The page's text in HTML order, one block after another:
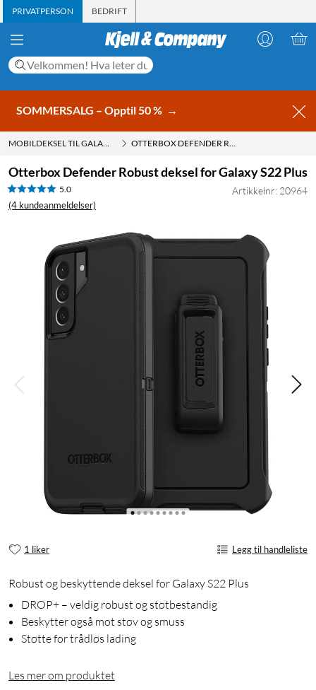
PRIVATPERSON BEDRIFT
SOMMERSALG – Opptil 50 % →
MOBILDEKSEL TIL GALAXY S22 PLUS OTTERBOX DEFENDER ROBUST DEKSEL FOR GALAXY S22 PLUS
Otterbox Defender Robust deksel for Galaxy S22 Plus
5.0
(4 kundeanmeldelser)
Artikkelnr: 20964
1 liker Legg til handleliste
Robust og beskyttende deksel for Galaxy S22 Plus
DROP+ – veldig robust og støtbestandig
Beskytter også mot støv og smuss
Støtte for trådløs lading
Les mer om produktet